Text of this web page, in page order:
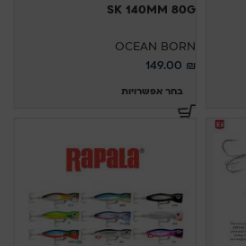
SK 140MM 80G
OCEAN BORN
149.00 ₪
בחר אפשרויות